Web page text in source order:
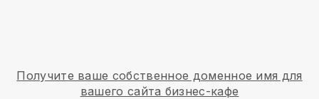
Получите ваше собственное доменное имя для
вашего сайта бизнес-кафе